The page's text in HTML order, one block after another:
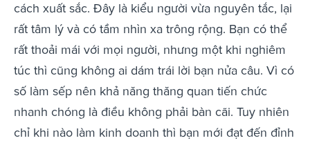
cách xuất sắc. Đây là kiểu người vừa nguyên tắc, lại
rất tâm lý và có tầm nhìn xa trông rộng. Bạn có thể
rất thoải mái với mọi người, nhưng một khi nghiêm
túc thì cũng không ai dám trái lời bạn nửa câu. Vì có
số làm sếp nên khả năng thăng quan tiến chức
nhanh chóng là điều không phải bàn cãi. Tuy nhiên
chỉ khi nào làm kinh doanh thì bạn mới đạt đến đỉnh